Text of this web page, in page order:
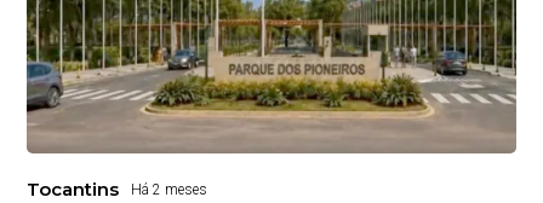
Tocantins Há 2 meses